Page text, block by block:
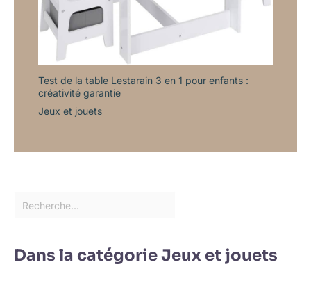
Test de la table Lestarain 3 en 1 pour enfants :
créativité garantie
Jeux et jouets
Dans la catégorie Jeux et jouets